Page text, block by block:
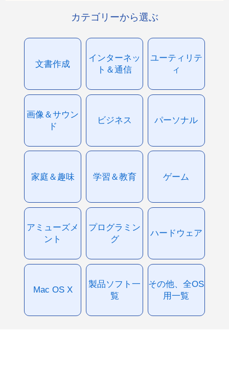
カテゴリーから選ぶ
文書作成
インターネッ
ト＆通信
ユーティリテ
ィ
画像＆サウン
ド
ビジネス パーソナル
家庭＆趣味 学習＆教育 ゲーム
アミューズメ
ント
プログラミン
グ
ハードウェア
Mac OS X
製品ソフト一
覧
その他、全OS
用一覧